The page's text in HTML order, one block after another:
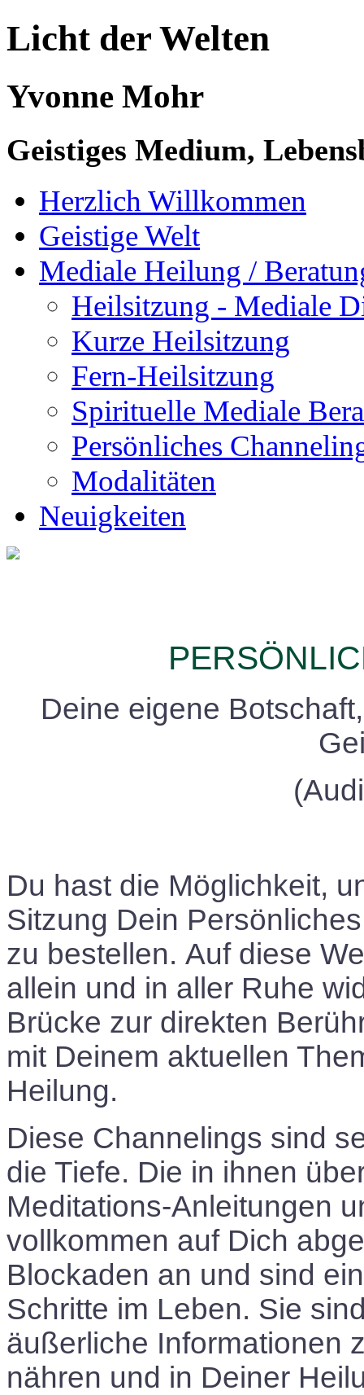
Licht der Welten
Yvonne Mohr
Geistiges Medium,
Herzlich Willkommen
Geistige Welt
Mediale Heilung /
Heilsitzung - Mediale
Kurze Heilsitzung
Fern-Heilsitzung
Spirituelle Mediale
Persönliches
Modalitäten
Neuigkeiten
P
Deine eigene
Du hast die Möglichkeit,
Sitzung Dein
zu bestellen. Auf diese
allein und in aller Ruhe
Brücke zur direkten
mit Deinem aktuellen
Heilung.
Diese Channelings sind
die Tiefe. Die in ihnen
Meditations-Anleitungen
vollkommen auf Dich
Blockaden an und sind
Schritte im Leben. Sie
äußerliche Informationen
nähren und in Deiner